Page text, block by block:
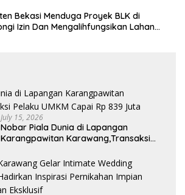
Bekasi Menduga Proyek BLK di
Izin Dan Mengalihfungsikan Lahan
July 15, 2026
Nobar Piala Dunia di Lapangan
Karangpawitan Karawang,Transaksi